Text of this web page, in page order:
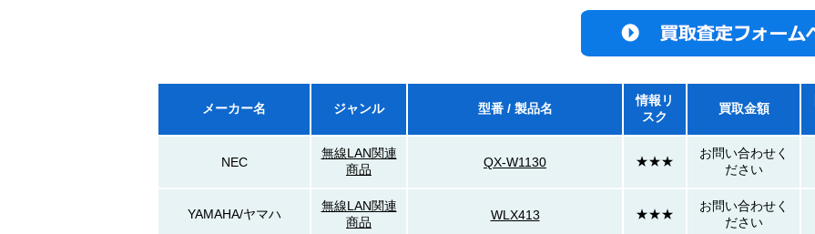
メーカー名 ジャンル 型番 / 製品名
情報リ
スク
買取金額
NEC
無線LAN関連
商品
QX-W1130 ★★★
お問い合わせく
ださい
YAMAHA/ヤマハ
無線LAN関連
商品
WLX413 ★★★
お問い合わせく
ださい